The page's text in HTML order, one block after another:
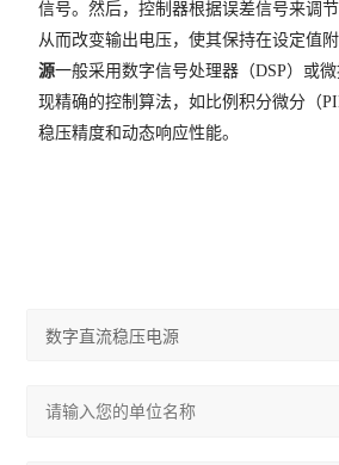
信号。然后，控制器根据误差信号来调
从而改变输出电压，使其保持在设定值
源一般采用数字信号处理器（DSP）或
现精确的控制算法，如比例积分微分（
稳压精度和动态响应性能。